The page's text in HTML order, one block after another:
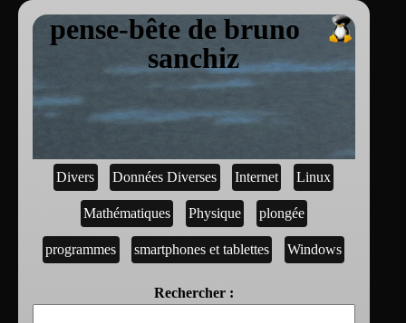
pense-bête de bruno
sanchiz
Divers Données Diverses Internet Linux
Mathématiques Physique plongée
programmes smartphones et tablettes Windows
Rechercher :